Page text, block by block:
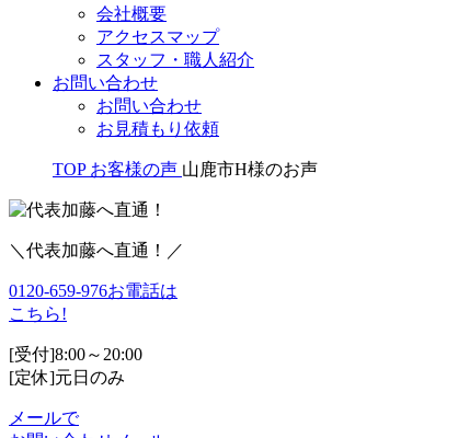
会社概要
アクセスマップ
スタッフ・職人紹介
お問い合わせ
お問い合わせ
お見積もり依頼
TOP お客様の声 山鹿市H様のお声
＼代表加藤へ直通！／
0120-659-976お電話は
こちら!
[受付]8:00～20:00
[定休]元日のみ
メールで